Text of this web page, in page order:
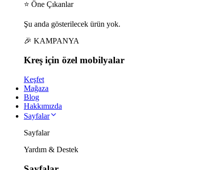
⭐ Öne Çıkanlar
Şu anda gösterilecek ürün yok.
🎉 KAMPANYA
Kreş için özel mobilyalar
Keşfet
Mağaza
Blog
Hakkımızda
Sayfalar
Sayfalar
Yardım & Destek